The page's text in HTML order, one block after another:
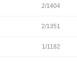
2/1404
2/1351
1/1182